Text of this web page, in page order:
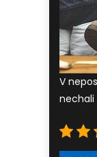
V
nechali